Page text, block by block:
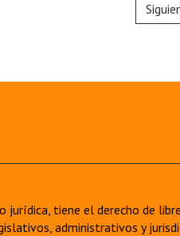
jurídica, tiene el derecho de
administrativos y